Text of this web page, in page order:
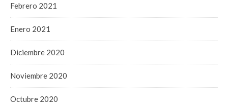
Febrero 2021
Enero 2021
Diciembre 2020
Noviembre 2020
Octubre 2020